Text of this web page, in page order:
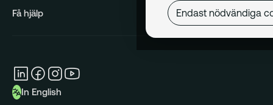
Få hjälp
In English
och hur du kan undvika
Mer om behandling av
personuppgifter hittar
Endast nödvändiga